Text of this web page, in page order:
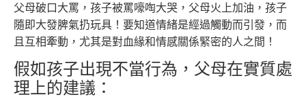
父母破口大罵，孩子被罵嚎啕大哭，父母火上加油，孩子
隨即大發脾氣扔玩具！要知道情緒是經過觸動而引發，而
且互相牽動，尤其是對血緣和情感關係緊密的人之間！
假如孩子出現不當行為，父母在實質處
理上的建議：